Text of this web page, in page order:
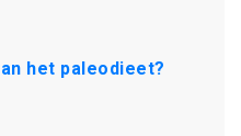
het paleodieet?